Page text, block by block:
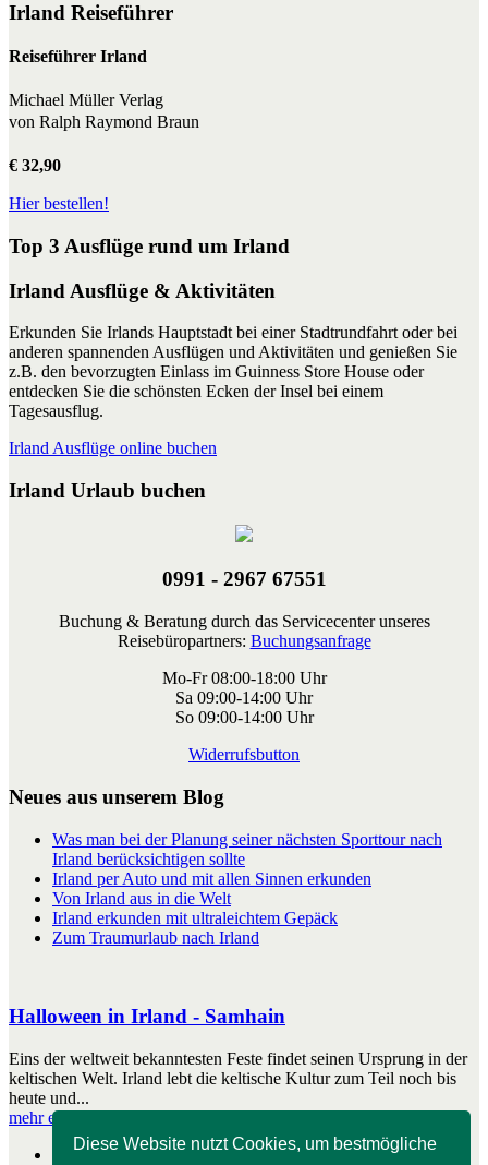
Diese Website nutzt Cookies, um bestmögliche
Irland Reiseführer
Reiseführer Irland
Michael Müller Verlag
von Ralph Raymond Braun
€ 32,90
Hier bestellen!
Top 3 Ausflüge rund um Irland
Irland Ausflüge & Aktivitäten
Erkunden Sie Irlands Hauptstadt bei einer Stadtrundfahrt oder bei
anderen spannenden Ausflügen und Aktivitäten und genießen Sie
z.B. den bevorzugten Einlass im Guinness Store House oder
entdecken Sie die schönsten Ecken der Insel bei einem
Tagesausflug.
Irland Ausflüge online buchen
Irland Urlaub buchen
0991 - 2967 67551
Buchung & Beratung durch das Servicecenter unseres
Reisebüropartners: Buchungsanfrage
Mo-Fr 08:00-18:00 Uhr
Sa 09:00-14:00 Uhr
So 09:00-14:00 Uhr
Widerrufsbutton
Neues aus unserem Blog
Was man bei der Planung seiner nächsten Sporttour nach
Irland berücksichtigen sollte
Irland per Auto und mit allen Sinnen erkunden
Von Irland aus in die Welt
Irland erkunden mit ultraleichtem Gepäck
Zum Traumurlaub nach Irland
Halloween in Irland - Samhain
Eins der weltweit bekanntesten Feste findet seinen Ursprung in der
keltischen Welt. Irland lebt die keltische Kultur zum Teil noch bis
heute und...
mehr erfahren
Start